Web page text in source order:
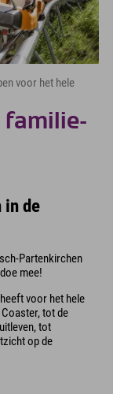
voor het hele
familie-
in de
Partenkirchen
mee!
voor het hele
tot de
tot
op de